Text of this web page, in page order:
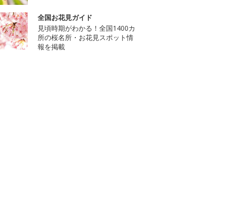
全国お花見ガイド
見頃時期がわかる！全国1400カ
所の桜名所・お花見スポット情
報を掲載